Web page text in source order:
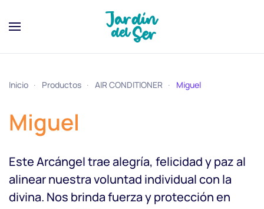
Inicio Productos AIR CONDITIONER Miguel
Miguel
Este Arcángel trae alegría, felicidad y paz al
alinear nuestra voluntad individual con la
divina. Nos brinda fuerza y protección en